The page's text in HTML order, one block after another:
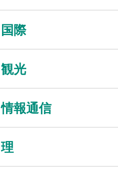
国際
観光
情報通信
理